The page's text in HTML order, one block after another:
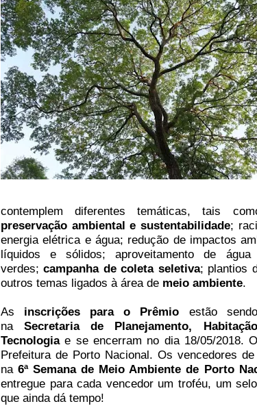
contemplem diferentes temáticas, tais
preservação ambiental e sustentabilidade;
energia elétrica e água; redução de impactos
líquidos e sólidos; aproveitamento de
verdes;campanha de coleta seletiva; plantios
outros temas ligados à área de meio ambiente.
As inscrições para o Prêmio estão
naSecretaria de Planejamento,
Tecnologiae se encerram no dia 18/05/2018.
Prefeitura de Porto Nacional. Os vencedores
na6ª Semana de Meio Ambiente de Porto
entregue para cada vencedor um troféu, um
que ainda dá tempo!